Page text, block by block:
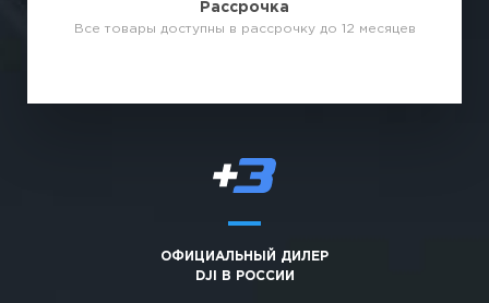
Рассрочка
Все товары доступны в рассрочку до 12 месяцев
ОФИЦИАЛЬНЫЙ ДИЛЕР
DJI В РОССИИ